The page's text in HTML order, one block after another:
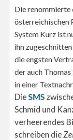
Die
österreichischen
System Kurz ist
ihn
die engsten
der auch
in einer
DieSMS
Schmid und
verheerendes
schreiben die